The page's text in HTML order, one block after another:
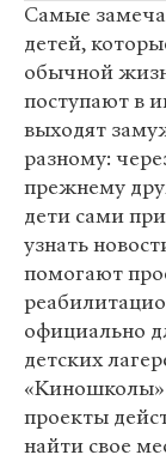
Самые
детей,
обычной
поступают в
выходят
разному:
прежнему
дети сами
узнать
помогают
официально
детских
«Киношколы»
проекты
найти свое